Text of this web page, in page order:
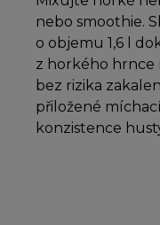
nebo smoothie.
o objemu 1,6 l
z horkého hrnce
bez rizika
přiložené
konzistence